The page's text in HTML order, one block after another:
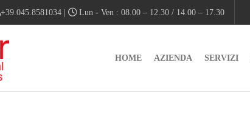
+39.045.8581034 | Lun - Ven : 08.00 – 12.30 / 14.00 – 17.30
HOME AZIENDA SERVIZI